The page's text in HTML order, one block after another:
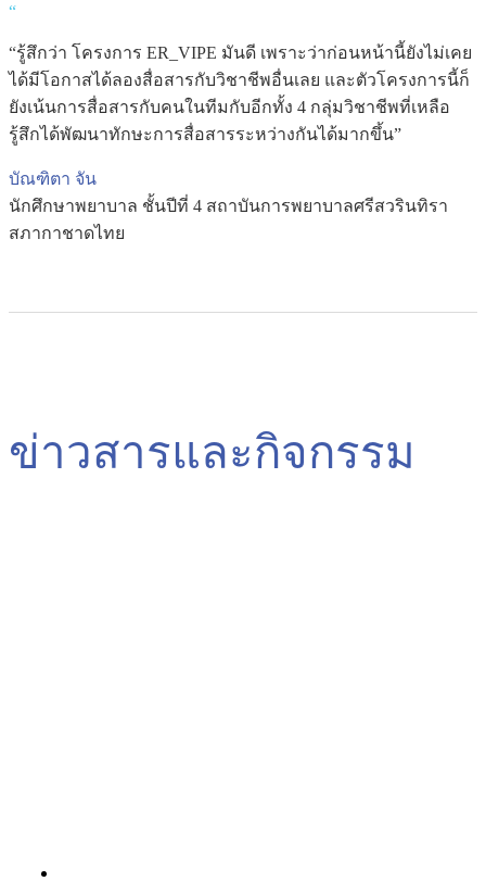
“
“รู้สึกว่า โครงการ ER_VIPE มันดี เพราะว่าก่อนหน้านี้ยังไม่เคย
ได้มีโอกาสได้ลองสื่อสารกับวิชาชีพอื่นเลย และตัวโครงการนี้ก็
ยังเน้นการสื่อสารกับคนในทีมกับอีกทั้ง 4 กลุ่มวิชาชีพที่เหลือ
รู้สึกได้พัฒนาทักษะการสื่อสารระหว่างกันได้มากขึ้น”
บัณฑิตา จัน
นักศึกษาพยาบาล ชั้นปีที่ 4 สถาบันการพยาบาลศรีสวรินทิรา
สภากาชาดไทย
ข่าวสารและกิจกรรม